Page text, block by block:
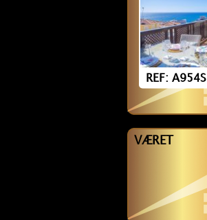
REF: A954S
VÆRET